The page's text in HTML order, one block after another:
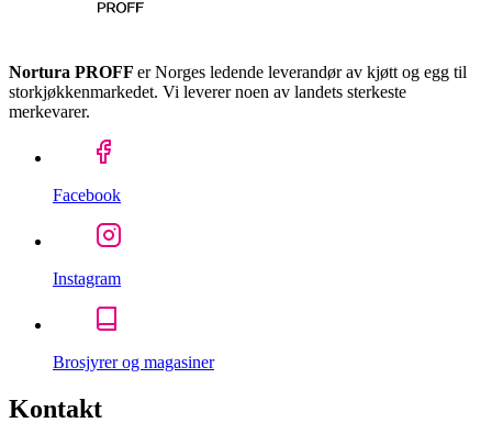
Nortura PROFF er Norges ledende leverandør av kjøtt og egg til
storkjøkkenmarkedet. Vi leverer noen av landets sterkeste
merkevarer.
Facebook
Instagram
Brosjyrer og magasiner
Kontakt